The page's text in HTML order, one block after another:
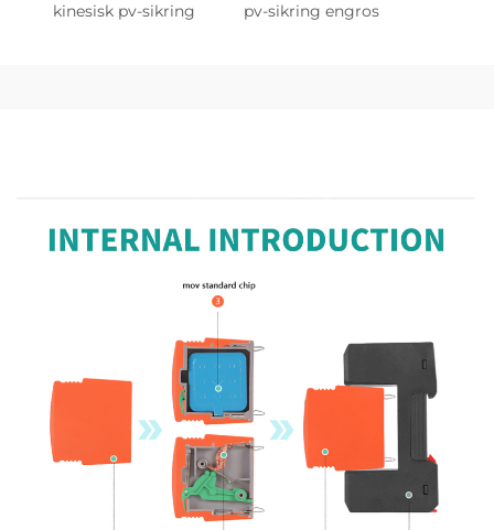
kinesisk pv-sikring pv-sikring engros